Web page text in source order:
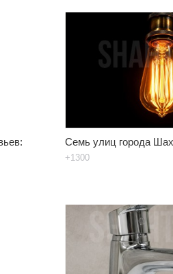
Семь улиц города
+1300